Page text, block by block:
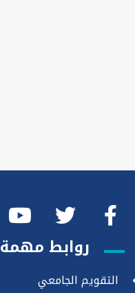
روابط مهمة
التقويم الجامعي